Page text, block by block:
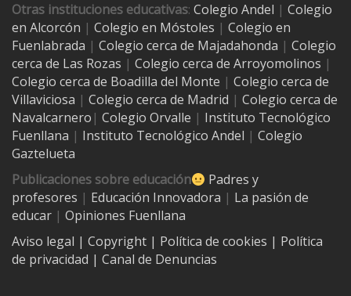
Otras instituciones educativas: Colegio Andel | Colegio
en Alcorcón | Colegio en Móstoles | Colegio en
Fuenlabrada | Colegio cerca de Majadahonda | Colegio
cerca de Las Rozas | Colegio cerca de Arroyomolinos |
Colegio cerca de Boadilla del Monte | Colegio cerca de
Villaviciosa | Colegio cerca de Madrid | Colegio cerca de
Navalcarnero | Colegio Orvalle | Instituto Tecnológico
Fuenllana | Instituto Tecnológico Andel | Colegio
Gaztelueta
Publicaciones sobre educación
Padres y
profesores | Educación Innovadora | La pasión de
educar | Opiniones Fuenllana
Aviso legal | Copyright | Política de cookies | Política
de privacidad | Canal de Denuncias